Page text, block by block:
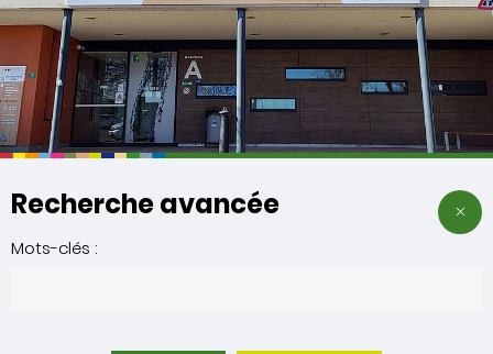
Recherche avancée
Mots-clés :